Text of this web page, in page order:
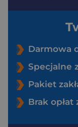
Darmowa
Specjalne
Pakiet
Brak